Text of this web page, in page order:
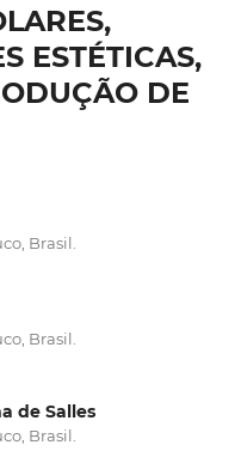
ESTÉTICAS,
DE
Brasil.
Brasil.
de Salles
Brasil.